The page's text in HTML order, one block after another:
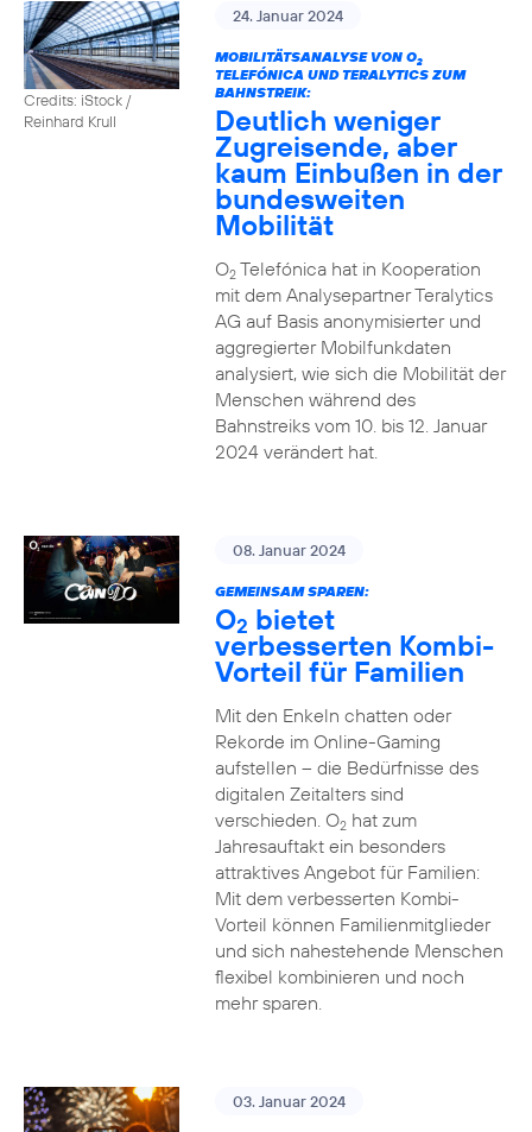
Credits: iStock /
Reinhard Krull
24. Januar 2024
MOBILITÄTSANALYSE VON O2
TELEFÓNICA UND TERALYTICS ZUM
BAHNSTREIK:
Deutlich weniger
Zugreisende, aber
kaum Einbußen in der
bundesweiten
Mobilität
O2Telefónica hat in Kooperation
mit dem Analysepartner Teralytics
AG auf Basis anonymisierter und
aggregierter Mobilfunkdaten
analysiert, wie sich die Mobilität der
Menschen während des
Bahnstreiks vom 10. bis 12. Januar
2024 verändert hat.
08. Januar 2024
GEMEINSAM SPAREN:
O2 bietet
verbesserten Kombi-
Vorteil für Familien
Mit den Enkeln chatten oder
Rekorde im Online-Gaming
aufstellen – die Bedürfnisse des
digitalen Zeitalters sind
verschieden. O2hat zum
Jahresauftakt ein besonders
attraktives Angebot für Familien:
Mit dem verbesserten Kombi-
Vorteil können Familienmitglieder
und sich nahestehende Menschen
flexibel kombinieren und noch
mehr sparen.
03. Januar 2024